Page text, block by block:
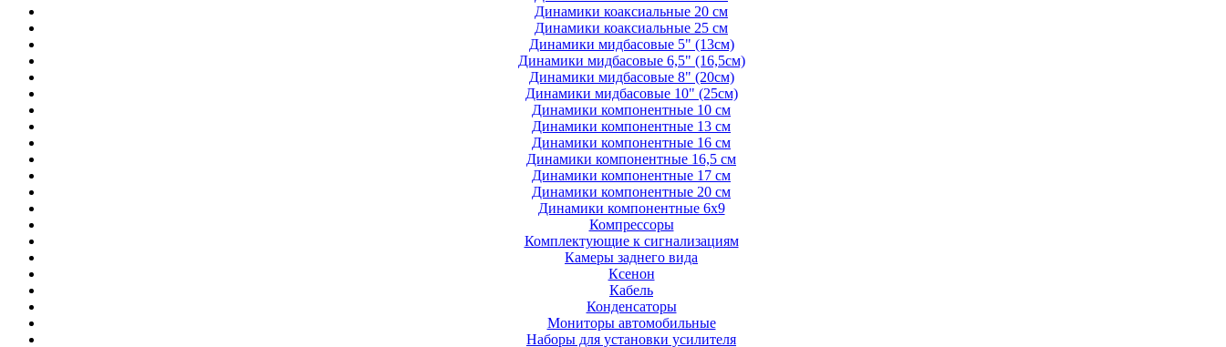
Динамики коаксиальные 20 см
Динамики коаксиальные 25 см
Динамики мидбасовые 5" (13см)
Динамики мидбасовые 6,5" (16,5см)
Динамики мидбасовые 8" (20см)
Динамики мидбасовые 10" (25см)
Динамики компонентные 10 см
Динамики компонентные 13 см
Динамики компонентные 16 см
Динамики компонентные 16,5 см
Динамики компонентные 17 см
Динамики компонентные 20 см
Динамики компонентные 6х9
Компрессоры
Комплектующие к сигнализациям
Камеры заднего вида
Ксенон
Кабель
Конденсаторы
Мониторы автомобильные
Наборы для установки усилителя